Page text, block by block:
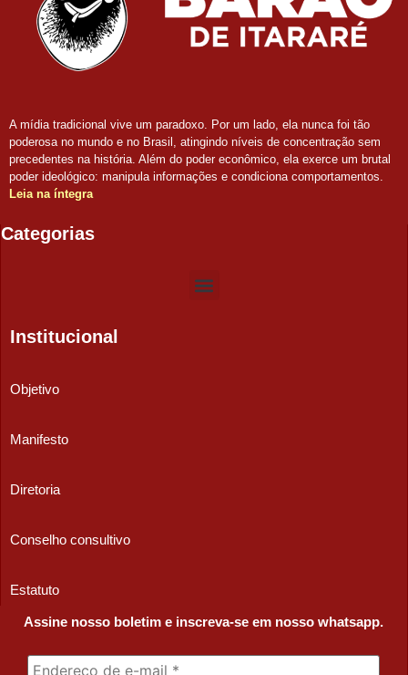
A mídia tradicional vive um paradoxo. Por um lado, ela nunca foi tão
poderosa no mundo e no Brasil, atingindo níveis de concentração sem
precedentes na história. Além do poder econômico, ela exerce um brutal
poder ideológico: manipula informações e condiciona comportamentos.
Leia na íntegra
Categorias
Institucional
Objetivo
Manifesto
Diretoria
Conselho consultivo
Estatuto
Assine nosso boletim e inscreva-se em nosso whatsapp.